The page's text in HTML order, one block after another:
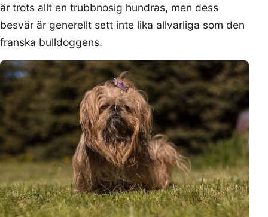
är trots allt en trubbnosig hundras, men dess
besvär är generellt sett inte lika allvarliga som den
franska bulldoggens.